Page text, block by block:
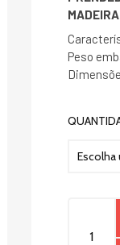
MADEIRA
Peso